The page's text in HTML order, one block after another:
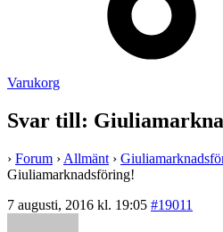
Varukorg
Svar till:
› Forum › Allmänt ›
Giuliamarknadsföring!
7 augusti, 2016 kl. 19:05 #19011